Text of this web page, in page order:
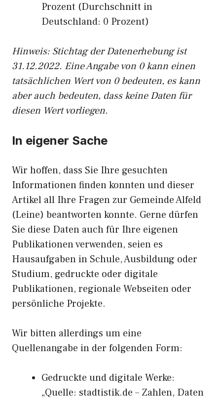
Prozent (Durchschnitt in
Deutschland: 0 Prozent)
Hinweis: Stichtag der Datenerhebung ist
31.12.2022. Eine Angabe von 0 kann einen
tatsächlichen Wert von 0 bedeuten, es kann
aber auch bedeuten, dass keine Daten für
diesen Wert vorliegen.
In eigener Sache
Wir hoffen, dass Sie Ihre gesuchten
Informationen finden konnten und dieser
Artikel all Ihre Fragen zur Gemeinde Alfeld
(Leine) beantworten konnte. Gerne dürfen
Sie diese Daten auch für Ihre eigenen
Publikationen verwenden, seien es
Hausaufgaben in Schule, Ausbildung oder
Studium, gedruckte oder digitale
Publikationen, regionale Webseiten oder
persönliche Projekte.
Wir bitten allerdings um eine
Quellenangabe in der folgenden Form:
Gedruckte und digitale Werke:
„Quelle: stadtistik.de – Zahlen, Daten